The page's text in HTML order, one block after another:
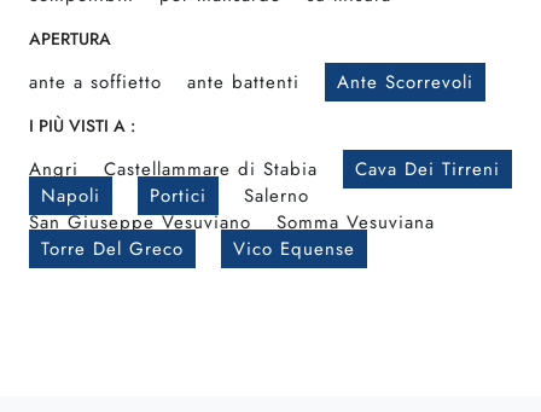
APERTURA
ante a soffietto ante battenti Ante Scorrevoli
I PIÙ VISTI A :
Angri Castellammare di Stabia
Cava Dei Tirreni
Napoli
Portici
Salerno
San Giuseppe Vesuviano
Somma Vesuviana
Torre Del Greco
Vico Equense